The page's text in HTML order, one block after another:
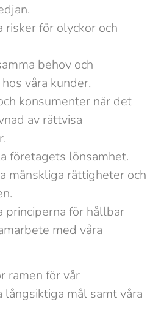
för olyckor och
behov och
våra kunder,
konsumenter när det
av rättvisa
företagets lönsamhet.
mänskliga rättigheter och
principerna för hållbar
med våra
ramen för vår
långsiktiga mål samt våra